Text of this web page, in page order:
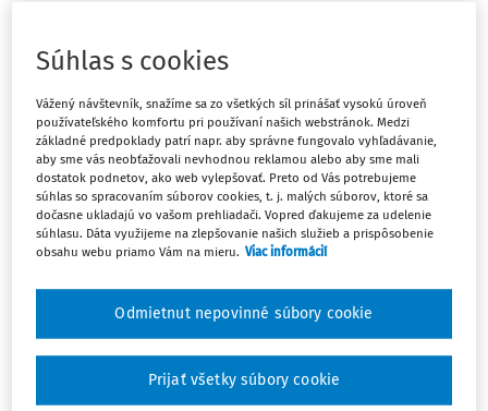
o podmienkach a postupe prokurátora pri konaní o
dohode o uznaní viny a prijatí trestu
Ministerstvo spravodlivosti Slovenskej republiky podľa §
561 ods. 2 zákona č. 301/2005 Z.z. Trestný poriadok
ustanovuje:
§ 1
Táto vyhláška ustanovuje podmienky a pravidlá postupu
prokurátora pri iniciovaní, prijatí podnetu obvineného a
vedení vyjednávania o dohode o uznaní viny a prijatí trestu
Súhlas s cookies
Vážený návštevník, snažíme sa zo všetkých síl prinášať vysokú úroveň
používateľského komfortu pri používaní našich webstránok. Medzi
základné predpoklady patrí napr. aby správne fungovalo vyhľadávanie,
aby sme vás neobťažovali nevhodnou reklamou alebo aby sme mali
dostatok podnetov, ako web vylepšovať. Preto od Vás potrebujeme
súhlas so spracovaním súborov cookies, t. j. malých súborov, ktoré sa
dočasne ukladajú vo vašom prehliadači. Vopred ďakujeme za udelenie
súhlasu. Dáta využijeme na zlepšovanie našich služieb a prispôsobenie
obsahu webu priamo Vám na mieru. Viac informácií
Odmietnut nepovinné súbory cookie
Prijať všetky súbory cookie